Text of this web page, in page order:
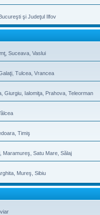
şi Judeţul Ilfov
Suceava, Vaslui
Tulcea, Vrancea
Giurgiu, Ialomiţa, Prahova, Teleorman
Timiş
Maramureş, Satu Mare, Sălaj
Mureş, Sibiu